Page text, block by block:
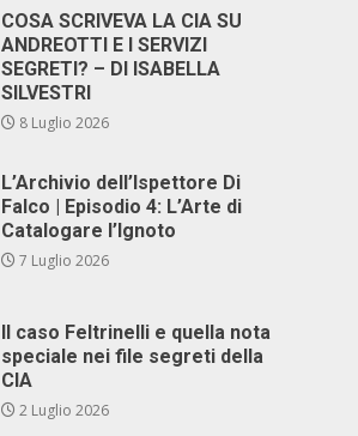
COSA SCRIVEVA LA CIA SU
ANDREOTTI E I SERVIZI
SEGRETI? – DI ISABELLA
SILVESTRI
8 Luglio 2026
L’Archivio dell’Ispettore Di
Falco | Episodio 4: L’Arte di
Catalogare l’Ignoto
7 Luglio 2026
Il caso Feltrinelli e quella nota
speciale nei file segreti della
CIA
2 Luglio 2026